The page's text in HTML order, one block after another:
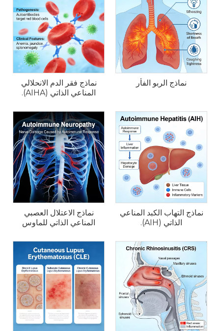
نماذج الربو الفأر
نماذج فقر الدم الانحلالي
المناعي الذاتي (AIHA).
نماذج التهاب الكبد المناعي
الذاتي (AIH).
نماذج الاعتلال العصبي
المناعي الذاتي للماوس